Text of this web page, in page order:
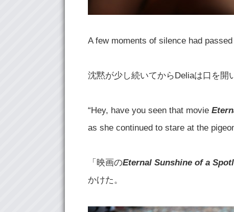
A few moments of silence had
沈黙が少し続いてからDeliaは口を開
“Hey, have you seen that movie
as she continued to stare at the
「映画のEternal Sunshine of a
かけた。